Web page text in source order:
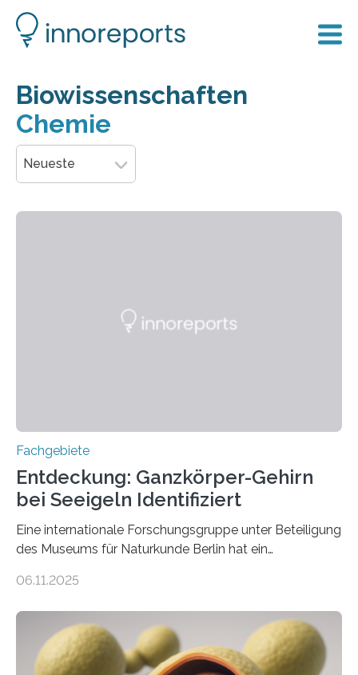
Biowissenschaften
Chemie
Neueste
Fachgebiete
Entdeckung: Ganzkörper-Gehirn
bei Seeigeln Identifiziert
Eine internationale Forschungsgruppe unter Beteiligung
des Museums für Naturkunde Berlin hat ein
entdeckt. Die Tiere verfügen über eine Art „Ganzkörper-
Wirbeltiergehirns ähnelt. Zudem fanden die
Forschenden lichtempfindliche Zellen im gesamten
Körper der Seeigel – vergleichbar mit Strukturen der
06.11.2025